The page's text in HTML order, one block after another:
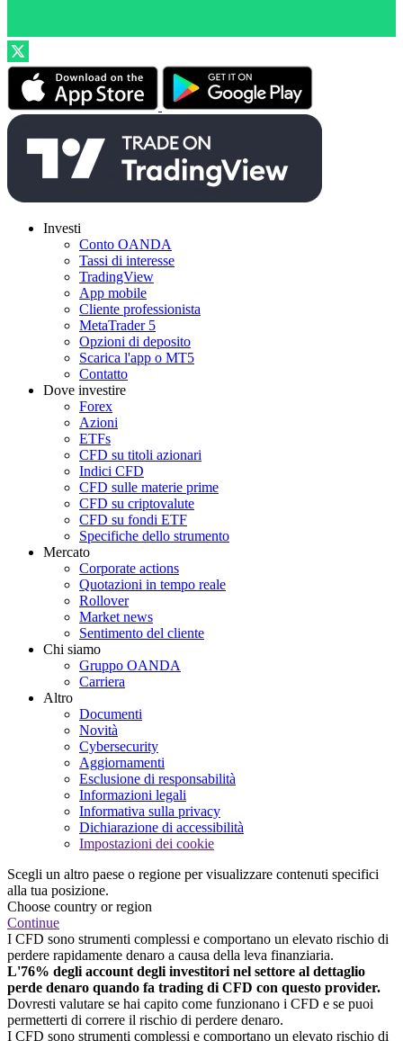
Investi
Conto OANDA
Tassi di interesse
TradingView
App mobile
Cliente professionista
MetaTrader 5
Opzioni di deposito
Scarica l'app o MT5
Contatto
Dove investire
Forex
Azioni
ETFs
CFD su titoli azionari
Indici CFD
CFD sulle materie prime
CFD su criptovalute
CFD su fondi ETF
Specifiche dello strumento
Mercato
Corporate actions
Quotazioni in tempo reale
Rollover
Market news
Sentimento del cliente
Chi siamo
Gruppo OANDA
Carriera
Altro
Documenti
Novità
Cybersecurity
Aggiornamenti
Esclusione di responsabilità
Informazioni legali
Informativa sulla privacy
Dichiarazione di accessibilità
Impostazioni dei cookie
Scegli un altro paese o regione per visualizzare contenuti specifici
alla tua posizione.
Choose country or region
Continue
I CFD sono strumenti complessi e comportano un elevato rischio di
perdere rapidamente denaro a causa della leva finanziaria.
L'76% degli account degli investitori nel settore al dettaglio
perde denaro quando fa trading di CFD con questo provider.
Dovresti valutare se hai capito come funzionano i CFD e se puoi
permetterti di correre il rischio di perdere denaro.
I CFD sono strumenti complessi e comportano un elevato rischio di